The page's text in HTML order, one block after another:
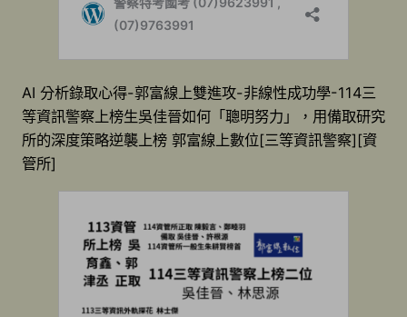
AI 分析錄取心得-郭富線上雙進攻-非線性成功學-114三
等資訊警察上榜生吳佳晉如何「聰明努力」，用備取研究
所的深度策略逆襲上榜 郭富線上數位[三等資訊警察][資
管所]